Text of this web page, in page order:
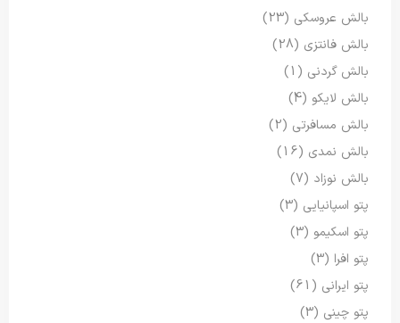
بالش عروسکی (23)
بالش فانتزی (28)
بالش گردنی (1)
بالش لایکو (4)
بالش مسافرتی (2)
بالش نمدی (16)
بالش نوزاد (7)
پتو اسپانیایی (3)
پتو اسکیمو (3)
پتو افرا (3)
پتو ایرانی (61)
پتو چینی (3)